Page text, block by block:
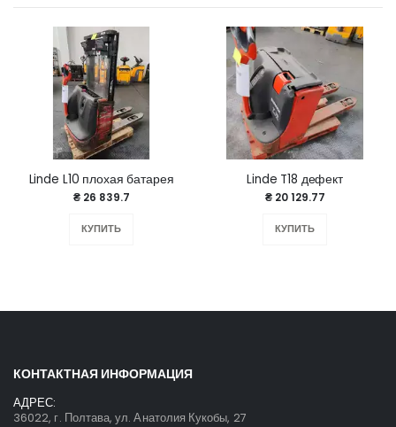
Linde L10 плохая батарея
₴ 26 839.7
КУПИТЬ
Linde T18 дефект
₴ 20 129.77
КУПИТЬ
КОНТАКТНАЯ ИНФОРМАЦИЯ
АДРЕС:
36022, г. Полтава, ул. Анатолия Кукобы, 27